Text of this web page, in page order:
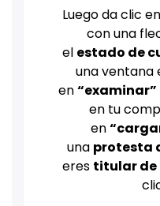
Luego da clic
con una
el estado de
una ventana
en“examinar”
en tu
en
una protesta
eres titular de